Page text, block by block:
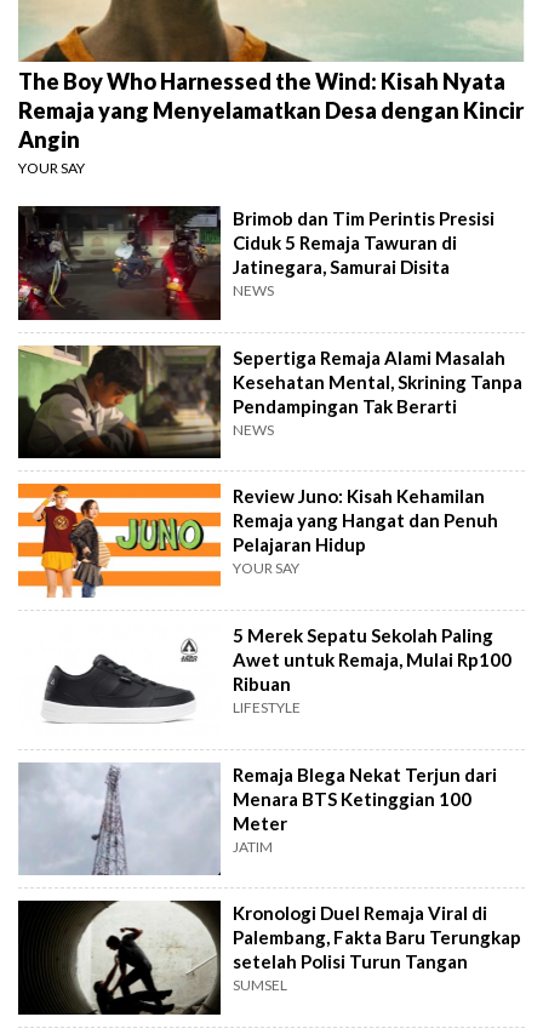
The Boy Who Harnessed the Wind: Kisah Nyata
Remaja yang Menyelamatkan Desa dengan Kincir
Angin
YOUR SAY
Brimob dan Tim Perintis Presisi
Ciduk 5 Remaja Tawuran di
Jatinegara, Samurai Disita
NEWS
Sepertiga Remaja Alami Masalah
Kesehatan Mental, Skrining Tanpa
Pendampingan Tak Berarti
NEWS
Review Juno: Kisah Kehamilan
Remaja yang Hangat dan Penuh
Pelajaran Hidup
YOUR SAY
5 Merek Sepatu Sekolah Paling
Awet untuk Remaja, Mulai Rp100
Ribuan
LIFESTYLE
Remaja Blega Nekat Terjun dari
Menara BTS Ketinggian 100
Meter
JATIM
Kronologi Duel Remaja Viral di
Palembang, Fakta Baru Terungkap
setelah Polisi Turun Tangan
SUMSEL